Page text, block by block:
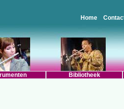
Home
Bibliotheek